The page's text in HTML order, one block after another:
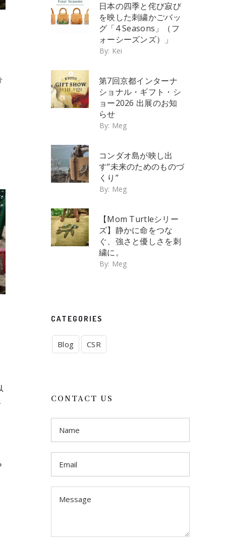
日本の四季と侘び寂び
を映した刺繍かごバッ
グ「4 Seasons」（フ
ォーシーズンズ）」
By: Kei
第7回京都インターナ
ショナル・ギフト・シ
ョー2026 出展のお知
らせ
By: Meg
コンダオ島が映し出
す“未来のためのものづ
くり”
By: Meg
【Mom Turtleシリー
ズ】静かに命をつな
ぐ、強さと優しさを刺
繍に。
By: Meg
CATEGORIES
Blog CSR
CONTACT US